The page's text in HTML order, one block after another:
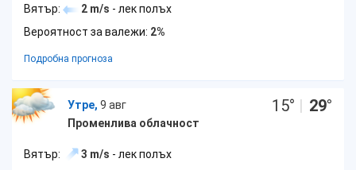
Вятър: 2 m/s - лек полъх
Вероятност за валежи: 2%
Подробна прогноза
Утре, 9 авг
Променлива облачност
15° | 29°
Вятър: 3 m/s - лек полъх